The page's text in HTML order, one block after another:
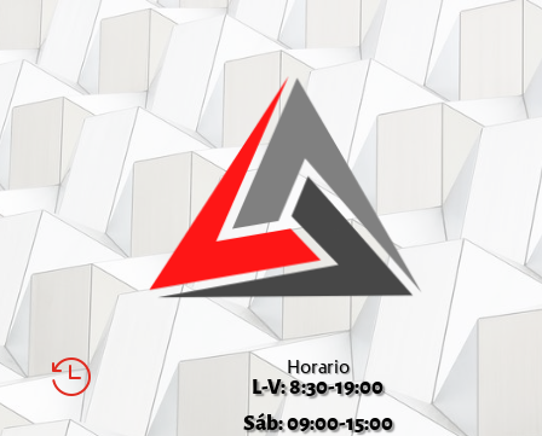
 Horario
L-V: 8:30-19:00
Sáb: 09:00-15:00